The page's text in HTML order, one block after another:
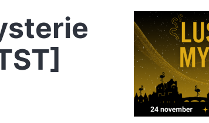
Home
Schachten